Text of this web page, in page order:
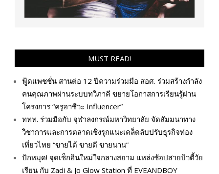
MUST READ!
ฟู้ดแพชชั่น สานต่อ 12 ปีความร่วมมือ สอศ. ร่วมสร้างกำลัง
คนคุณภาพผ่านระบบทวิภาคี ขยายโอกาสการเรียนรู้ผ่าน
โครงการ “ครูอาชีวะ Influencer”
ททท. ร่วมมือกับ จุฬาลงกรณ์มหาวิทยาลัย จัดสัมมนาทาง
วิชาการและการตลาดเชิงรุกแนะเคล็ดลับปรับธุรกิจท่อง
เที่ยวไทย “ขายได้ ขายดี ขายนาน”
ปักหมุด! จุดเช็กอินใหม่ใจกลางสยาม แหล่งช้อปสายบิวตี้วัย
เรียน กับ Zadi & Jo Glow Station ที่ EVEANDBOY